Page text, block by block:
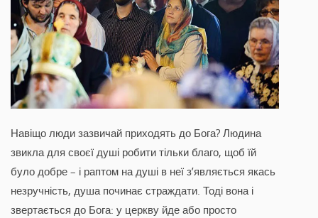
Навіщо люди зазвичай приходять до Бога? Людина
звикла для своєї душі робити тільки благо, щоб їй
було добре – і раптом на душі в неї з’являється якась
незручність, душа починає страждати. Тоді вона і
звертається до Бога: у церкву йде або просто